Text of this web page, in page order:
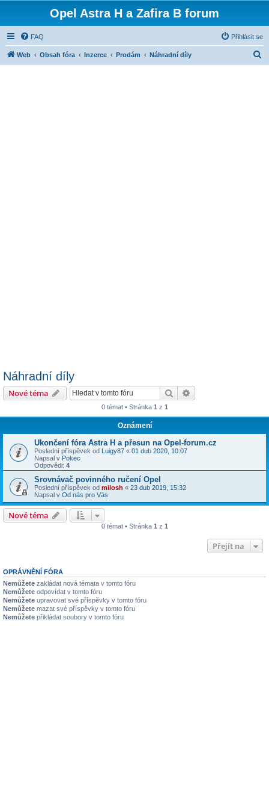
Opel Astra H a Zafira B forum
FAQ Přihlásit se
Web Obsah fóra Inzerce Prodám Náhradní díly
Náhradní díly
Nové téma Hledat
0 témat • Stránka 1 z 1
Oznámení
Ukončení fóra Astra H a přesun na Opel-forum.cz
Poslední příspěvek od Luigy87 « 01 dub 2020, 10:07
Napsal v Pokec
Odpovědi: 4
Srovnávač povinného ručení Opel
Poslední příspěvek od milosh « 23 dub 2019, 15:32
Napsal v Od nás pro Vás
Nové téma
0 témat • Stránka 1 z 1
Přejít na
OPRÁVNĚNÍ FÓRA
Nemůžete zakládat nová témata v tomto fóru
Nemůžete odpovídat v tomto fóru
Nemůžete upravovat své příspěvky v tomto fóru
Nemůžete mazat své příspěvky v tomto fóru
Nemůžete přikládat soubory v tomto fóru